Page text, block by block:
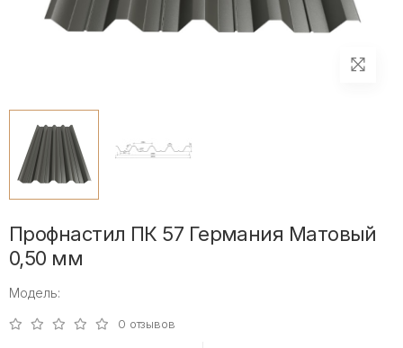
Профнастил ПК 57 Германия Матовый
0,50 мм
Модель:
0 отзывов